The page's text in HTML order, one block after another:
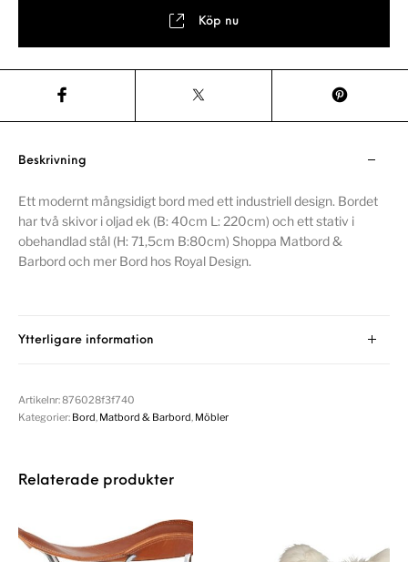
Köp nu
Beskrivning
Ett modernt mångsidigt bord med ett industriell design. Bordet
har två skivor i oljad ek (B: 40cm L: 220cm) och ett stativ i
obehandlad stål (H: 71,5cm B:80cm) Shoppa Matbord &
Barbord och mer Bord hos Royal Design.
Ytterligare information
Artikelnr:876028f3f740
Kategorier: Bord Matbord & Barbord Möbler
Relaterade produkter